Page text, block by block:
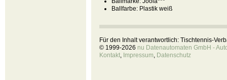
Ballfarbe: Plastik weiß
Für den Inhalt verantwortlich: Tischtennis-
© 1999-2026 nu Datenautomaten GmbH -
Kontakt, Impressum, Datenschutz